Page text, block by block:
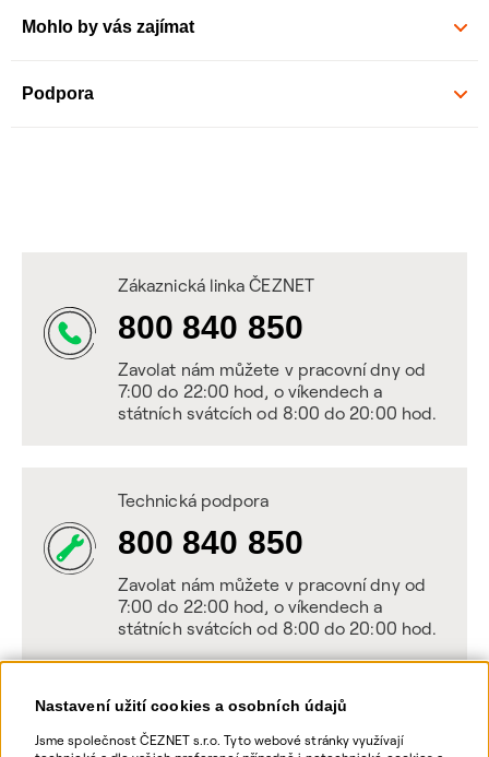
Nastavení užití cookies a osobních údajů
Jsme společnost ČEZNET s.r.o. Tyto webové stránky využívají
Mohlo by vás zajímat
Podpora
Zákaznická linka ČEZNET
800 840 850
Zavolat nám můžete v pracovní dny od
7:00 do 22:00 hod, o víkendech a
státních svátcích od 8:00 do 20:00 hod.
Technická podpora
800 840 850
Zavolat nám můžete v pracovní dny od
7:00 do 22:00 hod, o víkendech a
státních svátcích od 8:00 do 20:00 hod.
Napište nám